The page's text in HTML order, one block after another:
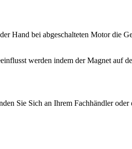
Hand bei abgeschalteten Motor die
werden indem der Magnet auf
Sie Sich an Ihrem Fachhändler